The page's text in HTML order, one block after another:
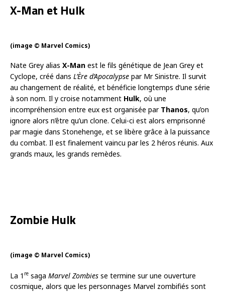
X-Man et Hulk
(image © Marvel Comics)
Nate Grey alias X-Man est le fils génétique de Jean Grey et
Cyclope, créé dans L’Ère d’Apocalypse par Mr Sinistre. Il survit
au changement de réalité, et bénéficie longtemps d’une série
à son nom. Il y croise notamment Hulk, où une
incompréhension entre eux est organisée par Thanos, qu’on
ignore alors n’être qu’un clone. Celui-ci est alors emprisonné
par magie dans Stonehenge, et se libère grâce à la puissance
du combat. Il est finalement vaincu par les 2 héros réunis. Aux
grands maux, les grands remèdes.
Zombie Hulk
(image © Marvel Comics)
La 1 re saga Marvel Zombies se termine sur une ouverture
cosmique, alors que les personnages Marvel zombifiés sont